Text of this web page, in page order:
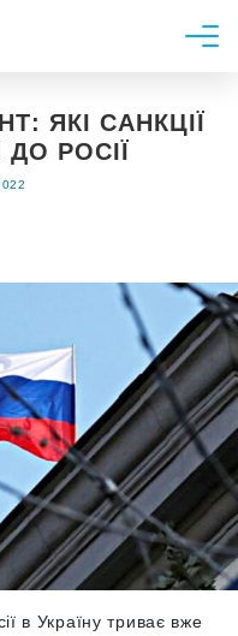
ЯКІ САНКЦІЇ
РОСІЇ
в Україну триває вже